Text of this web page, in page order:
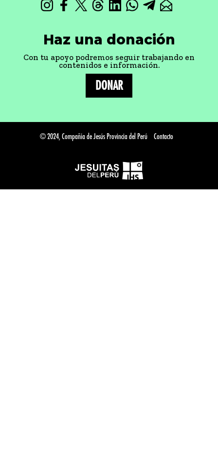
Haz una donación
Con tu apoyo podremos seguir trabajando en
contenidos e información.
DONAR
© 2024, Compañía de Jesús Provincia del Perú Contacto